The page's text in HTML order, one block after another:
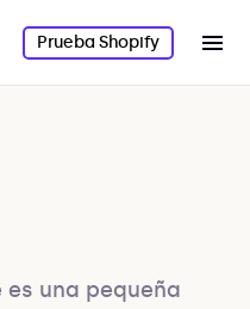
Prueba Shopify
una pequeña